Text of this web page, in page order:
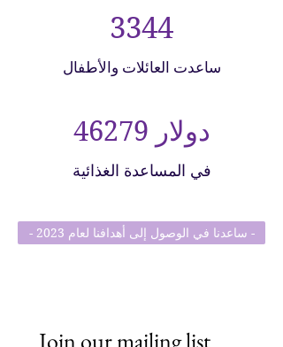
3344
ساعدت العائلات والأطفال
46279 دولار
في المساعدة الغذائية
- ساعدنا في الوصول إلى أهدافنا لعام 2023 -
Join our mailing list